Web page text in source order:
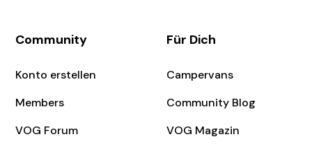
Community
Konto erstellen
Members
VOG Forum
Für Dich
Campervans
Community Blog
VOG Magazin